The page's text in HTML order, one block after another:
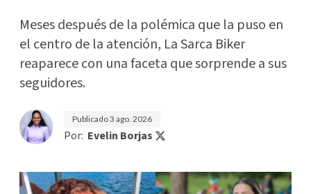
Meses después de la polémica que la puso en
el centro de la atención, La Sarca Biker
reaparece con una faceta que sorprende a sus
seguidores.
Publicado3 ago. 2026
Por: Evelin Borjas